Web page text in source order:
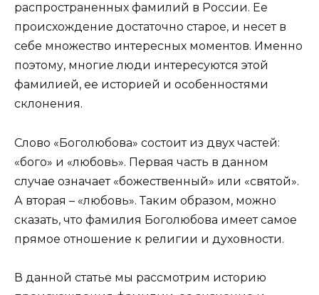
распространенных фамилий в России. Ее
происхождение достаточно старое, и несет в
себе множество интересных моментов. Именно
поэтому, многие люди интересуются этой
фамилией, ее историей и особенностями
склонения.
Слово «Боголюбова» состоит из двух частей:
«бого» и «любовь». Первая часть в данном
случае означает «божественный» или «святой».
А вторая – «любовь». Таким образом, можно
сказать, что фамилия Боголюбова имеет самое
прямое отношение к религии и духовности.
В данной статье мы рассмотрим историю